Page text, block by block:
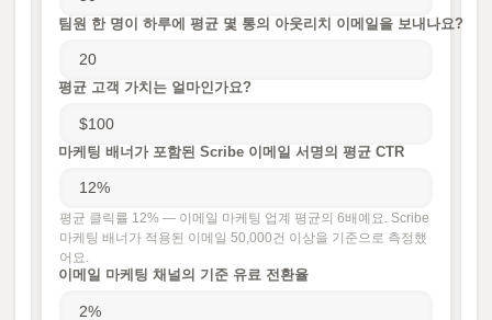
팀원 한 명이 하루에 평균 몇 통의 아웃리치 이메일을 보내나요?
평균 고객 가치는 얼마인가요?
마케팅 배너가 포함된 Scribe 이메일 서명의 평균 CTR
평균 클릭률 12% — 이메일 마케팅 업계 평균의 6배예요. Scribe
마케팅 배너가 적용된 이메일 50,000건 이상을 기준으로 측정했
어요.
이메일 마케팅 채널의 기준 유료 전환율